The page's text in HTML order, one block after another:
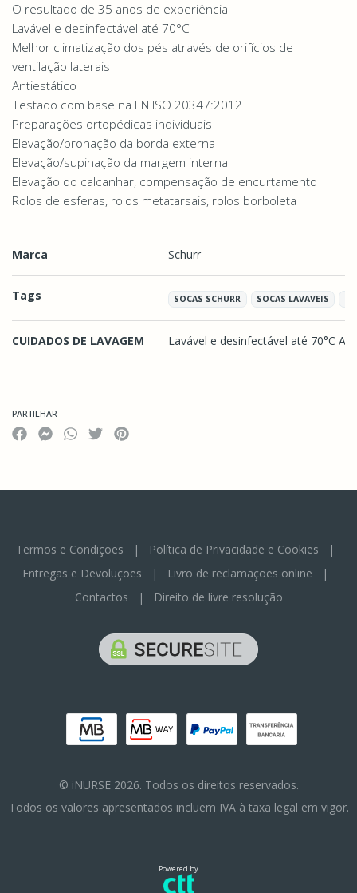
O resultado de 35 anos de experiência
Lavável e desinfectável até 70°C
Melhor climatização dos pés através de orifícios de
ventilação laterais
Antiestático
Testado com base na EN ISO 20347:2012
Preparações ortopédicas individuais
Elevação/pronação da borda externa
Elevação/supinação da margem interna
Elevação do calcanhar, compensação de encurtamento
Rolos de esferas, rolos metatarsais, rolos borboleta
Marca Schurr
Tags SOCAS SCHURR SOCAS LAVAVEIS
CUIDADOS DE LAVAGEM
Lavável e desinfectável até 70°C
PARTILHAR
Termos e Condições | Política de Privacidade e Cookies |
Entregas e Devoluções | Livro de reclamações online |
Contactos | Direito de livre resolução
© iNURSE 2026. Todos os direitos reservados.
Todos os valores apresentados incluem IVA à taxa legal em vigor.
Powered by